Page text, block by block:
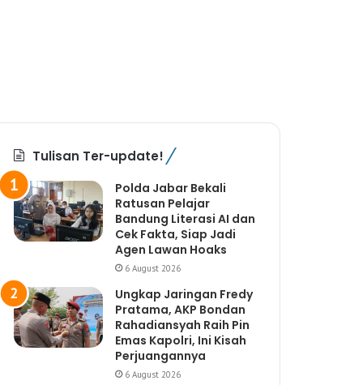
Tulisan Ter-update!
Polda Jabar Bekali
Ratusan Pelajar
Bandung Literasi AI dan
Cek Fakta, Siap Jadi
Agen Lawan Hoaks
6 August 2026
Ungkap Jaringan Fredy
Pratama, AKP Bondan
Rahadiansyah Raih Pin
Emas Kapolri, Ini Kisah
Perjuangannya
6 August 2026